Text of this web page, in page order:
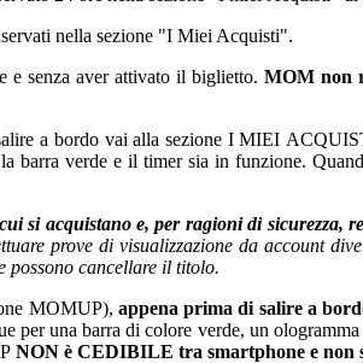
nella sezione "I Miei Acquisti".
e senza aver attivato il biglietto. MOM non
a bordo vai alla sezione I MIEI
barra verde e il timer sia in funzione.
si acquistano e, per ragioni di sicurezza,
prove di visualizzazione da account
cancellare il titolo.
MOMUP), appena prima di salire a
una barra di colore verde, un
NON è CEDIBILE tra smartphone e non